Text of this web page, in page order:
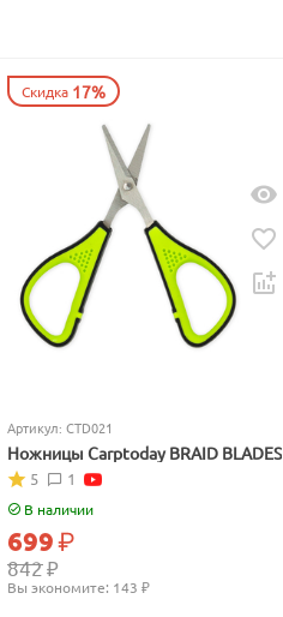
Скидка 17%
Артикул: CTD021
Ножницы Carptoday BRAID BLADES
1
5
В наличии
842₽
699₽
Вы экономите: 143 ₽